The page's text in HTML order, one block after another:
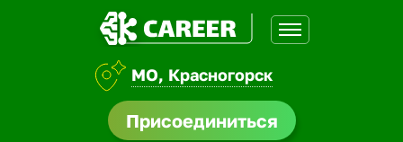
МО, Красногорск
Присоединиться